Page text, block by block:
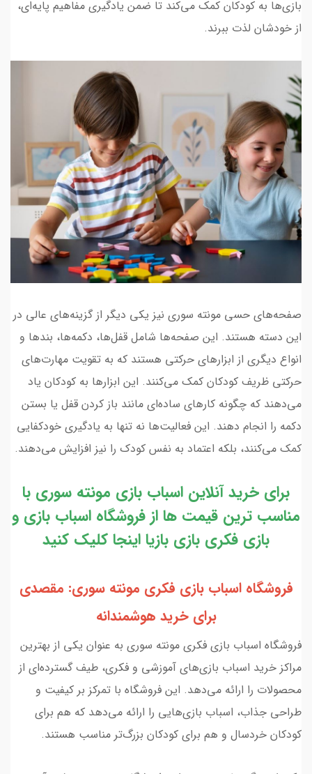
بازی‌ها به کودکان کمک می‌کند تا ضمن یادگیری مفاهیم پایه‌ای،
از خودشان لذت ببرند.
صفحه‌های حسی مونته سوری نیز یکی دیگر از گزینه‌های عالی در
این دسته هستند. این صفحه‌ها شامل قفل‌ها، دکمه‌ها، بندها و
انواع دیگری از ابزارهای حرکتی هستند که به تقویت مهارت‌های
حرکتی ظریف کودکان کمک می‌کنند. این ابزارها به کودکان یاد
می‌دهند که چگونه کارهای ساده‌ای مانند باز کردن قفل یا بستن
دکمه را انجام دهند. این فعالیت‌ها نه تنها به یادگیری خودکفایی
کمک می‌کنند، بلکه اعتماد به نفس کودک را نیز افزایش می‌دهند.
برای خرید آنلاین اسباب بازی مونته سوری با
مناسب ترین قیمت ها از فروشگاه اسباب بازی و
بازی فکری بازی بازیا اینجا کلیک کنید
فروشگاه اسباب بازی فکری مونته سوری: مقصدی
برای خرید هوشمندانه
فروشگاه اسباب بازی فکری مونته سوری به عنوان یکی از بهترین
مراکز خرید اسباب بازی‌های آموزشی و فکری، طیف گسترده‌ای از
محصولات را ارائه می‌دهد. این فروشگاه با تمرکز بر کیفیت و
طراحی جذاب، اسباب بازی‌هایی را ارائه می‌دهد که هم برای
کودکان خردسال و هم برای کودکان بزرگ‌تر مناسب هستند.